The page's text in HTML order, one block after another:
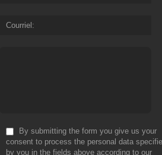
Courriel
By submitting the form you give us your
consent to process the personal data
by you in the fields above according to our